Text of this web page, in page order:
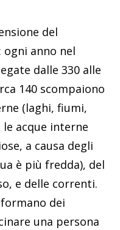
del
anno nel
dalle 330 alle
140 scompaiono
(laghi, fiumi,
acque interne
a causa degli
è più fredda), del
e delle correnti.
dei
una persona